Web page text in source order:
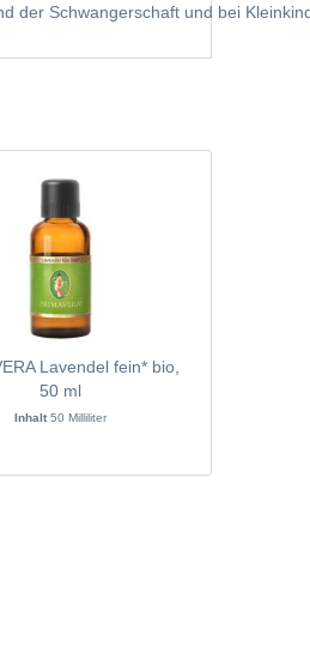
der Schwangerschaft und bei
Lavendel fein* bio,
50 ml
Inhalt 50 Milliliter